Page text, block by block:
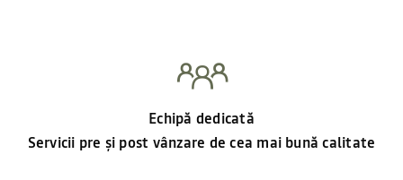
Echipă dedicată
Servicii pre și post vânzare de cea mai bună calitate